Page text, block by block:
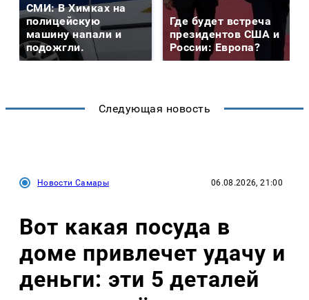
СМИ: В Химках на
полицейскую
машину напали и
подожгли.
Где будет встреча
президентов США и
России: Европа?
Следующая новость
Новости Самары 06.08.2026, 21:00
Вот какая посуда в
доме привлечет удачу и
деньги: эти 5 деталей